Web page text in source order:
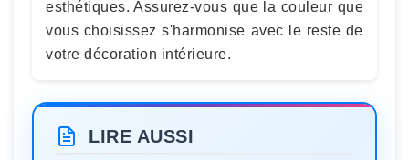
esthétiques. Assurez-vous que la couleur que
vous choisissez s'harmonise avec le reste de
votre décoration intérieure.
LIRE AUSSI